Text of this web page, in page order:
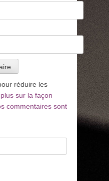
réduire les
sur la façon
commentaires sont